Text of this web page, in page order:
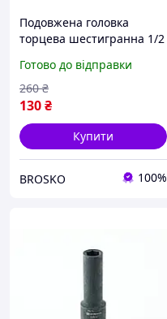
Подовжена головка
торцева шестигранна 1/2
професійного
використання
Готово до відправки
130₴
260 ₴
Купити
BROSKO 100%